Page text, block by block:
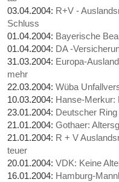
03.04.2004: R+V -
Schluss
01.04.2004: Bayerische
01.04.2004: DA -
31.03.2004: Europa-
mehr
22.03.2004:Wüba
10.03.2004: Hanse-Merkur:
23.01.2004: Deutscher
21.01.2004:Gothaer:
21.01.2004: R + V
teuer
20.01.2004:VDK: Keine
16.01.2004: Hamburg-